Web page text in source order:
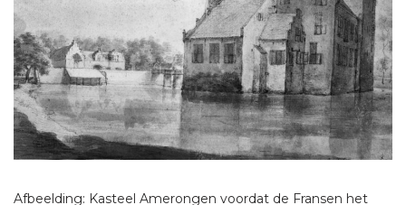
Afbeelding: Kasteel Amerongen voordat de Fransen het